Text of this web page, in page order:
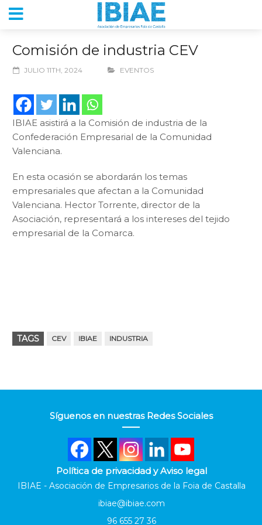
Comisión de industria CEV
JULIO 11TH, 2024 EVENTOS
IBIAE asistirá a la Comisión de industria de la
Confederación Empresarial de la Comunidad
Valenciana.
En esta ocasión se abordarán los temas
empresariales que afectan a la Comunidad
Valenciana. Hector Torrente, director de la
Asociación, representará a los intereses del tejido
empresarial de la Comarca.
TAGS CEV IBIAE INDUSTRIA
Síguenos en nuestras Redes Sociales
Política de privacidad y Aviso legal
IBIAE - Asociación de Empresarios de la Foia de Castalla
ibiae@ibiae.com
96 655 27 36